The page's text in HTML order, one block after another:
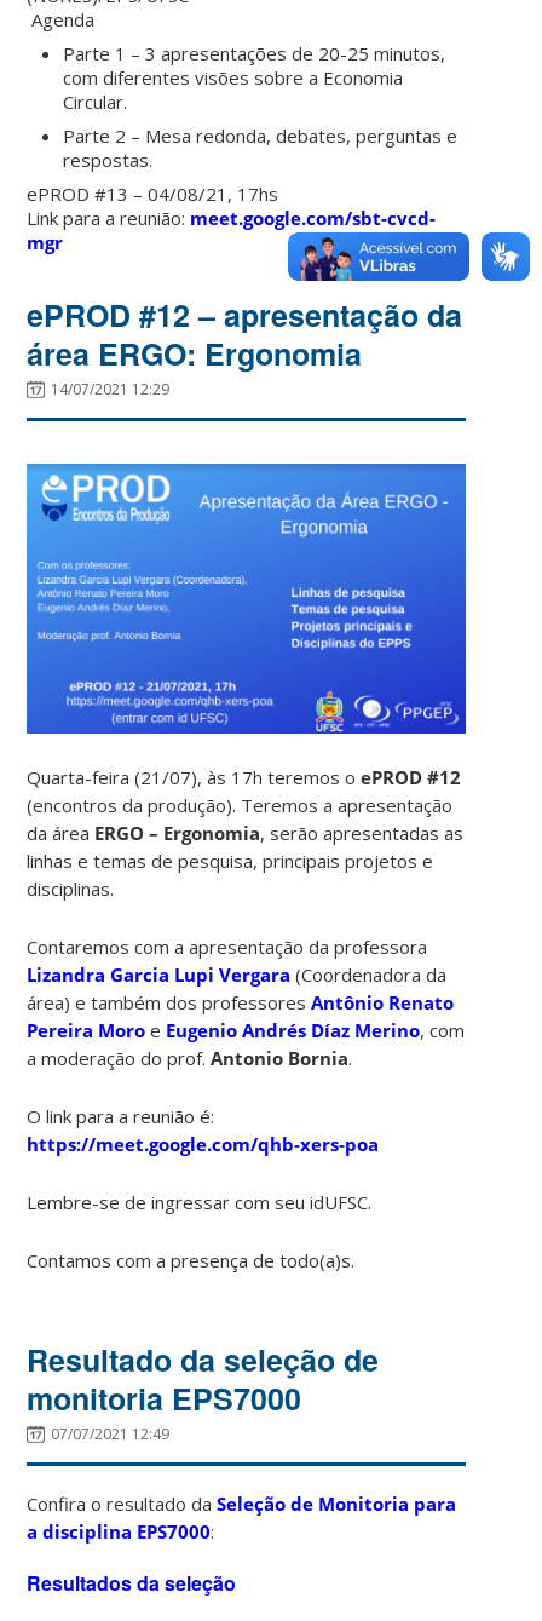
Agenda
Parte 1 – 3 apresentações de 20-25 minutos,
com diferentes visões sobre a Economia
Circular.
Parte 2 – Mesa redonda, debates, perguntas e
respostas.
ePROD #13 – 04/08/21, 17hs
Link para a reunião: meet.google.com/sbt-cvcd-
mgr
ePROD #12 – apresentação da
área ERGO: Ergonomia
14/07/2021 12:29
Quarta-feira (21/07), às 17h teremos oePROD #12
(encontros da produção). Teremos a apresentação
da área ERGO – Ergonomia, serão apresentadas as
linhas e temas de pesquisa, principais projetos e
disciplinas.
Contaremos com a apresentação da professora
Lizandra Garcia Lupi Vergara (Coordenadora da
área) e também dos professoresAntônio Renato
Pereira Moro e Eugenio Andrés Díaz Merino, com
a moderação do prof.Antonio Bornia.
O link para a reunião é:
https://meet.google.com/qhb-xers-poa
Lembre-se de ingressar com seu idUFSC.
Contamos com a presença de todo(a)s.
Resultado da seleção de
monitoria EPS7000
07/07/2021 12:49
Confira o resultado daSeleção de Monitoria para
a disciplina EPS7000:
Resultados da seleção